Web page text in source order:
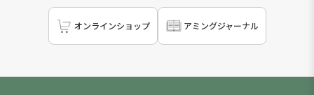
オンラインショップ アミングジャーナル